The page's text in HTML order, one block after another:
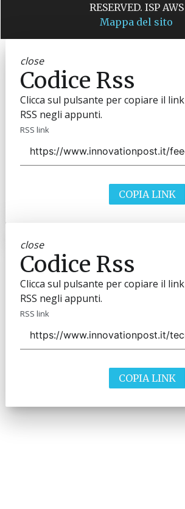
RESERVED. ISP AWS
Mappa del sito
close
Codice Rss
Clicca sul pulsante per copiare il link
RSS negli appunti.
RSS link
COPIA LINK
close
Codice Rss
Clicca sul pulsante per copiare il link
RSS negli appunti.
RSS link
COPIA LINK